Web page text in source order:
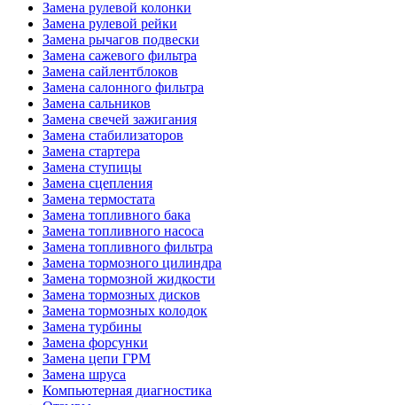
Замена рулевой колонки
Замена рулевой рейки
Замена рычагов подвески
Замена сажевого фильтра
Замена сайлентблоков
Замена салонного фильтра
Замена сальников
Замена свечей зажигания
Замена стабилизаторов
Замена стартера
Замена ступицы
Замена сцепления
Замена термостата
Замена топливного бака
Замена топливного насоса
Замена топливного фильтра
Замена тормозного цилиндра
Замена тормозной жидкости
Замена тормозных дисков
Замена тормозных колодок
Замена турбины
Замена форсунки
Замена цепи ГРМ
Замена шруса
Компьютерная диагностика